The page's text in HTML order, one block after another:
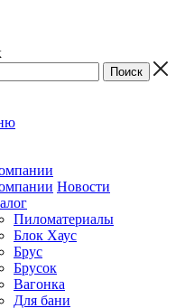
Новости
Пиломатериалы
Блок Хаус
Брус
Брусок
Вагонка
Для бани